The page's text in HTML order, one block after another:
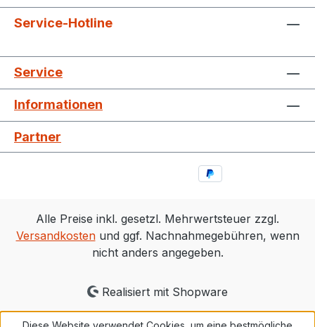
Service-Hotline
Service
Informationen
Partner
Alle Preise inkl. gesetzl. Mehrwertsteuer zzgl.
Versandkostenund ggf. Nachnahmegebühren, wenn
nicht anders angegeben.
Realisiert mit Shopware